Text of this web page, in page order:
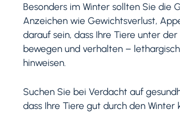
Besonders im Winter sollten Sie die
Anzeichen wie Gewichtsverlust,
darauf sein, dass Ihre Tiere unter
bewegen und verhalten –
hinweisen.
Suchen Sie bei Verdacht auf
dass Ihre Tiere gut durch den Winter